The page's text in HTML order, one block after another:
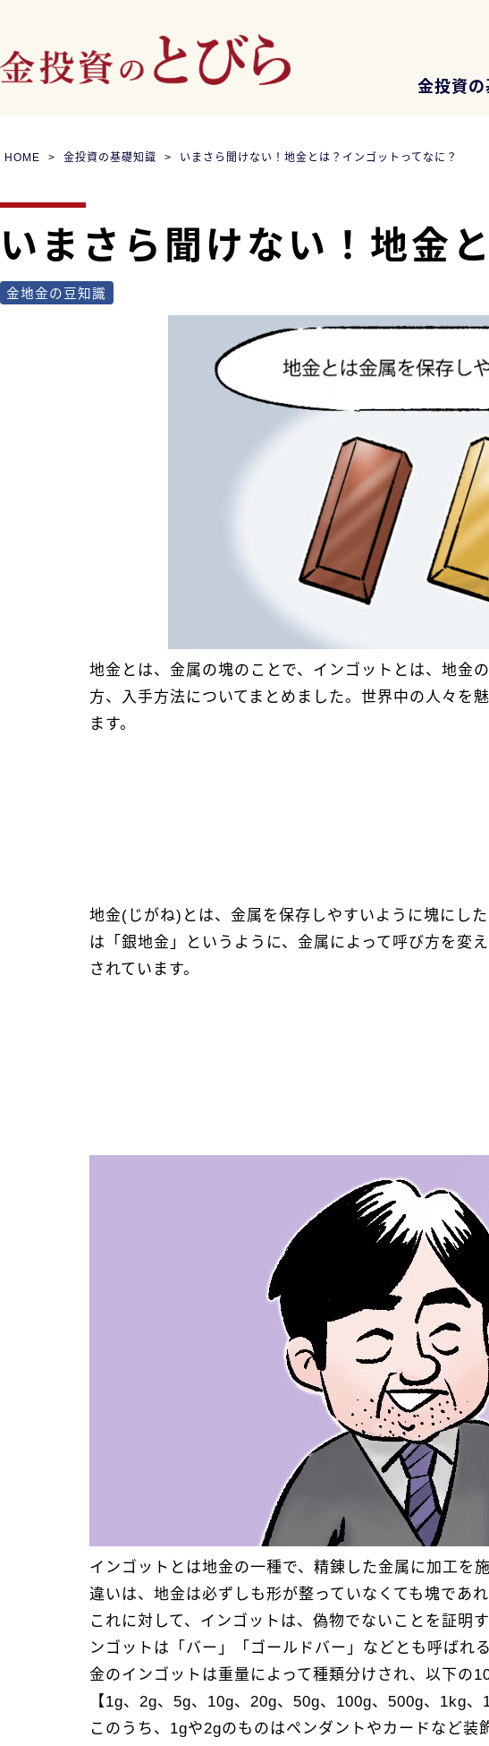
金投資
HOME 金投資の基礎知識 いまさら聞けない！地金とは？インゴットってなに？
いまさら聞けない！地金
金地金の豆知識
地金とは、金属の塊のことで、インゴットとは、地金
方、入手方法についてまとめました。世界中の人々を
ます。
地金(じがね)とは、金属を保存しやすいように塊にし
は「銀地金」というように、金属によって呼び方を変
されています。
インゴットとは地金の一種で、精錬した金属に加工を
違いは、地金は必ずしも形が整っていなくても塊であ
これに対して、インゴットは、偽物でないことを証明
ンゴットは「バー」「ゴールドバー」などとも呼ばれ
金のインゴットは重量によって種類分けされ、以下の
【1g、2g、5g、10g、20g、50g、100g、500g、1kg、
このうち、1gや2gのものはペンダントやカードなど